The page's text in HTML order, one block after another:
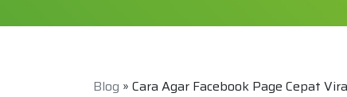
Blog » Cara Agar Facebook Page Cepat